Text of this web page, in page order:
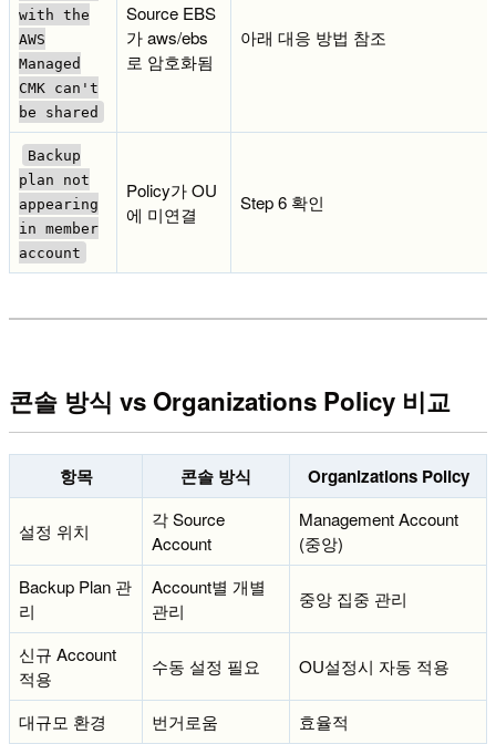
with the
AWS
Managed
CMK can't
be shared
Source EBS
가 aws/ebs
로 암호화됨
아래 대응 방법 참조
Backup
plan not
appearing
in member
account
Policy가 OU
에 미연결
Step 6 확인
콘솔 방식 vs Organizations Policy 비교
항목 콘솔 방식 Organizations Policy
설정 위치
각 Source
Account
Management Account
(중앙)
Backup Plan 관
리
Account별 개별
관리
중앙 집중 관리
신규 Account
적용
수동 설정 필요 OU설정시 자동 적용
대규모 환경 번거로움 효율적